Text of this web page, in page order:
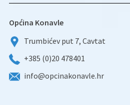
Općina Konavle
Trumbićev put 7, Cavtat
+385 (0)20 478401
info@opcinakonavle.hr